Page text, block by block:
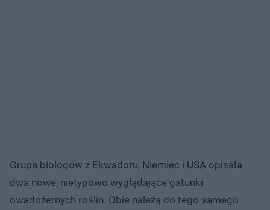
Grupa biologów z Ekwadoru, Niemiec i USA opisała
dwa nowe, nietypowo wyglądające gatunki
owadożernych roślin. Obie należą do tego samego